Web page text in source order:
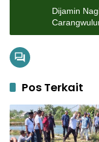
Dijamin
Nikmat
Pos Terkait